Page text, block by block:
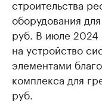
строительства
оборудования
руб. В июле 2024
на устройство
элементами
комплекса для
руб.